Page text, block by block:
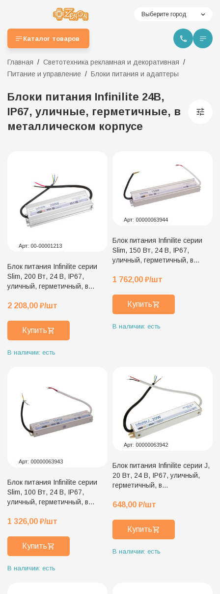
Выберите город
Каталог товаров
Главная
Светотехника рекламная и декоративная
Питание и управление
Блоки питания и адаптеры
Блоки питания Infinilite 24В,
IP67, уличные, герметичные, в
металлическом корпусе
Арт: 00-00001213
Блок питания Infinilite серии
Slim, 200 Вт, 24 В, IP67,
уличный, герметичный, в
8.33 A
2 208,00 ₽/шт
Купить
В наличии: есть
Арт: 00000063944
Блок питания Infinilite серии
Slim, 150 Вт, 24 В, IP67,
уличный, герметичный, в
6.25 A
1 762,00 ₽/шт
Купить
В наличии: есть
Арт: 00000063943
Блок питания Infinilite серии
Slim, 100 Вт, 24 В, IP67,
уличный, герметичный, в
4.17 A
1 326,00 ₽/шт
Купить
В наличии: есть
Арт: 00000063942
Блок питания Infinilite серии J,
20 Вт, 24 В, IP67, уличный,
герметичный, в
0.83 A
648,00 ₽/шт
Купить
В наличии: есть